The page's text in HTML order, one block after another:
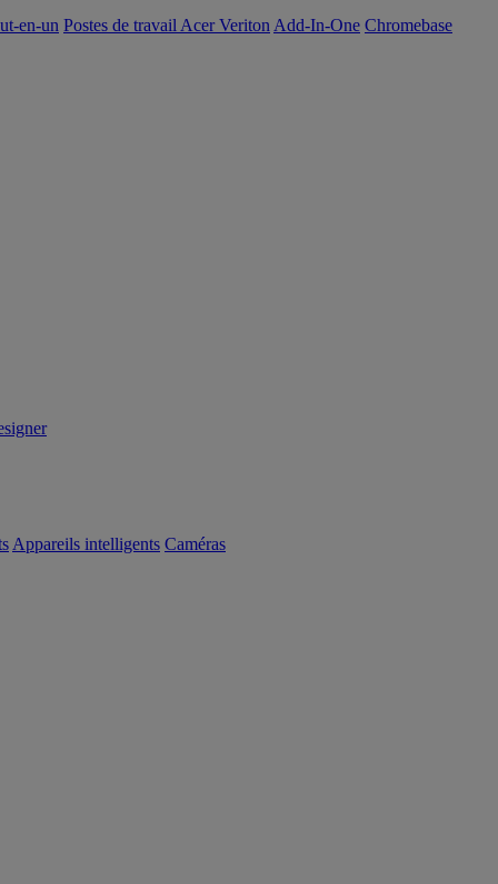
en-un Postes de travail Acer Veriton Add-In-One Chromebase
Appareils intelligents Caméras